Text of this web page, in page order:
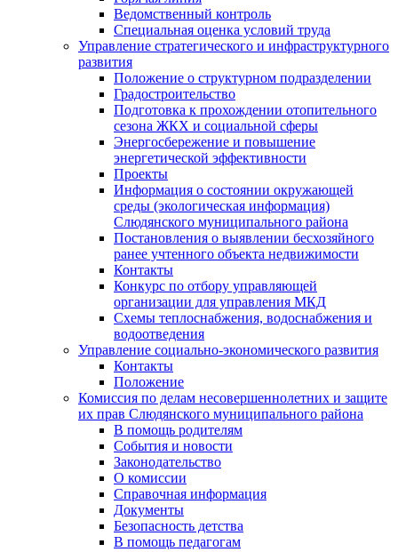
Ведомственный контроль
Специальная оценка условий труда
Управление стратегического и инфраструктурного
развития
Положение о структурном подразделении
Градостроительство
Подготовка к прохождении отопительного
сезона ЖКХ и социальной сферы
Энергосбережение и повышение
энергетической эффективности
Проекты
Информация о состоянии окружающей
среды (экологическая информация)
Слюдянского муниципального района
Постановления о выявлении бесхозяйного
ранее учтенного объекта недвижимости
Контакты
Конкурс по отбору управляющей
организации для управления МКД
Схемы теплоснабжения, водоснабжения и
водоотведения
Управление социально-экономического развития
Контакты
Положение
Комиссия по делам несовершеннолетних и защите
их прав Слюдянского муниципального района
В помощь родителям
События и новости
Законодательство
О комиссии
Справочная информация
Документы
Безопасность детства
В помощь педагогам